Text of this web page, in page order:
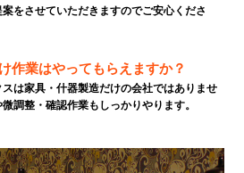
をさせていただきますのでご安心くださ
作業はやってもらえますか？
は家具・什器製造だけの会社ではありませ
調整・確認作業もしっかりやります。